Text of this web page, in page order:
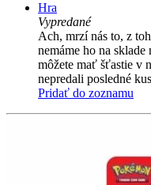
Hra
Vypredané
Ach, mrzí nás to, z
nemáme ho na
môžete mať šťastie v
nepredali posledné
Pridať do zoznamu